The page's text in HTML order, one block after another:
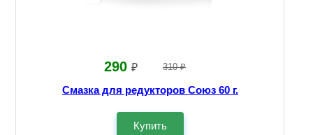
290 ₽ 310 ₽
Смазка для редукторов Союз 60 г.
Купить